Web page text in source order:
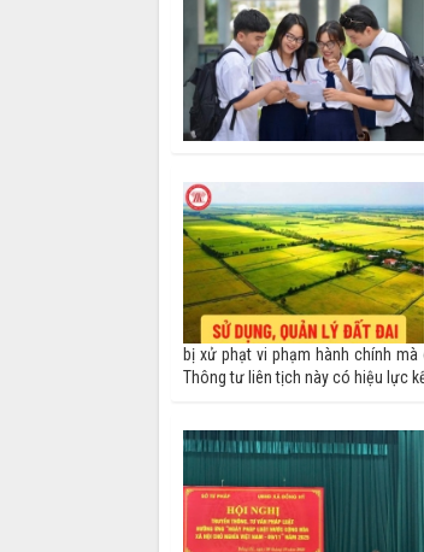
bị xử phạt vi phạm hành chính
Thông tư liên tịch này có hiệu lực